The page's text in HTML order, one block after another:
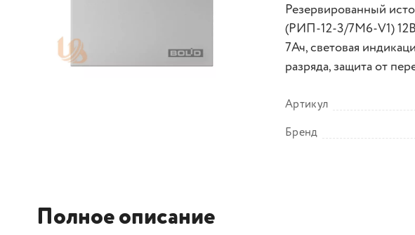
Резервированный
(РИП-12-3/7М6-V1)
7Ач, световая
разряда, защита от
Артикул
Бренд
Полное описание